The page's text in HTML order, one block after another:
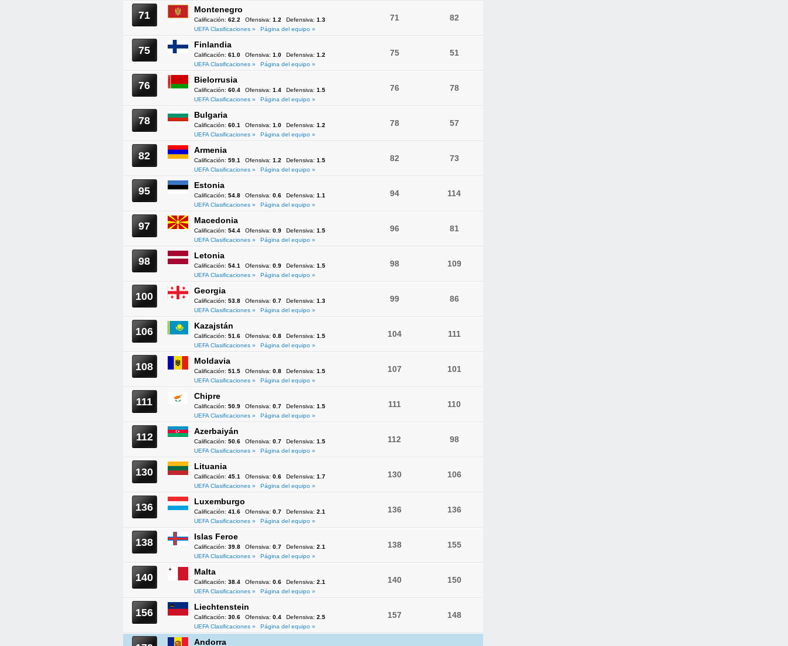
71 Montenegro
Calificación: 62.2 Ofensiva: 1.2 Defensiva: 1.3
UEFA Clasificaciones »
Página del equipo »
71 82
75 Finlandia
Calificación: 61.0 Ofensiva: 1.0 Defensiva: 1.2
UEFA Clasificaciones »
Página del equipo »
75 51
76 Bielorrusia
Calificación: 60.4 Ofensiva: 1.4 Defensiva: 1.5
UEFA Clasificaciones »
Página del equipo »
76 78
78 Bulgaria
Calificación: 60.1 Ofensiva: 1.0 Defensiva: 1.2
UEFA Clasificaciones »
Página del equipo »
78 57
82 Armenia
Calificación: 59.1 Ofensiva: 1.2 Defensiva: 1.5
UEFA Clasificaciones »
Página del equipo »
82 73
95 Estonia
Calificación: 54.8 Ofensiva: 0.6 Defensiva: 1.1
UEFA Clasificaciones »
Página del equipo »
94 114
97 Macedonia
Calificación: 54.4 Ofensiva: 0.9 Defensiva: 1.5
UEFA Clasificaciones »
Página del equipo »
96 81
98 Letonia
Calificación: 54.1 Ofensiva: 0.9 Defensiva: 1.5
UEFA Clasificaciones »
Página del equipo »
98 109
100 Georgia
Calificación: 53.8 Ofensiva: 0.7 Defensiva: 1.3
UEFA Clasificaciones »
Página del equipo »
99 86
106 Kazajstán
Calificación: 51.6 Ofensiva: 0.8 Defensiva: 1.5
UEFA Clasificaciones »
Página del equipo »
104 111
108 Moldavia
Calificación: 51.5 Ofensiva: 0.8 Defensiva: 1.5
UEFA Clasificaciones »
Página del equipo »
107 101
111 Chipre
Calificación: 50.9 Ofensiva: 0.7 Defensiva: 1.5
UEFA Clasificaciones »
Página del equipo »
111 110
112 Azerbaiyán
Calificación: 50.6 Ofensiva: 0.7 Defensiva: 1.5
UEFA Clasificaciones »
Página del equipo »
112 98
130 Lituania
Calificación: 45.1 Ofensiva: 0.6 Defensiva: 1.7
UEFA Clasificaciones »
Página del equipo »
130 106
136 Luxemburgo
Calificación: 41.6 Ofensiva: 0.7 Defensiva: 2.1
UEFA Clasificaciones »
Página del equipo »
136 136
138 Islas Feroe
Calificación: 39.8 Ofensiva: 0.7 Defensiva: 2.1
UEFA Clasificaciones »
Página del equipo »
138 155
140 Malta
Calificación: 38.4 Ofensiva: 0.6 Defensiva: 2.1
UEFA Clasificaciones »
Página del equipo »
140 150
156 Liechtenstein
Calificación: 30.6 Ofensiva: 0.4 Defensiva: 2.5
UEFA Clasificaciones »
Página del equipo »
157 148
Andorra